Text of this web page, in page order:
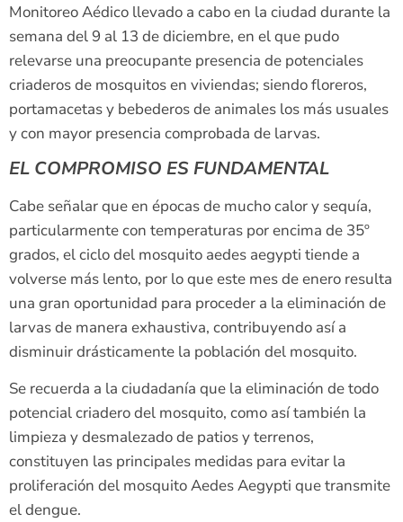
Monitoreo Aédico llevado a cabo en la ciudad durante la
semana del 9 al 13 de diciembre, en el que pudo
relevarse una preocupante presencia de potenciales
criaderos de mosquitos en viviendas; siendo floreros,
portamacetas y bebederos de animales los más usuales
y con mayor presencia comprobada de larvas.
EL COMPROMISO ES FUNDAMENTAL
Cabe señalar que en épocas de mucho calor y sequía,
particularmente con temperaturas por encima de 35º
grados, el ciclo del mosquito aedes aegypti tiende a
volverse más lento, por lo que este mes de enero resulta
una gran oportunidad para proceder a la eliminación de
larvas de manera exhaustiva, contribuyendo así a
disminuir drásticamente la población del mosquito.
Se recuerda a la ciudadanía que la eliminación de todo
potencial criadero del mosquito, como así también la
limpieza y desmalezado de patios y terrenos,
constituyen las principales medidas para evitar la
proliferación del mosquito Aedes Aegypti que transmite
el dengue.